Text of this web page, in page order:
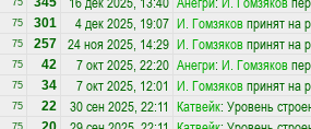
75
75 301 4 дек 2025, 19:07 И. Гомзяковпринят на
75 257 24 ноя 2025, 14:29 И. Гомзяковпринят на
75 42 7 окт 2025, 22:20 Анегри: И. Гомзяков
75 34 7 окт 2025, 12:01 И. Гомзяковпринят на
75 22 30 сен 2025, 22:11 Катвейк: Уровень
75